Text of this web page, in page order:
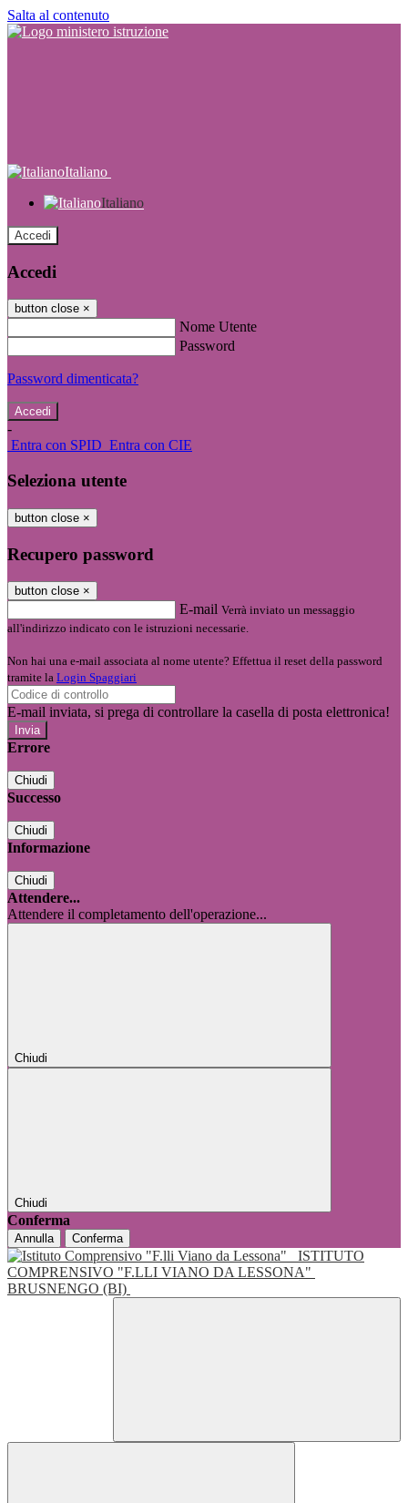
Salta al contenuto
Italiano
Italiano
Accedi
Accedi
button close ×
Nome Utente
Password
Password dimenticata?
-
Entra con SPID Entra con CIE
Seleziona utente
button close ×
Recupero password
button close ×
E-mail Verrà inviato un messaggio
all'indirizzo indicato con le istruzioni necessarie.
Non hai una e-mail associata al nome utente? Effettua il reset della password
tramite la Login Spaggiari
E-mail inviata, si prega di controllare la casella di posta elettronica!
Errore
Chiudi
Successo
Chiudi
Informazione
Chiudi
Attendere...
Attendere il completamento dell'operazione...
Chiudi
Chiudi
Conferma
Annulla Conferma
ISTITUTO
COMPRENSIVO "F.LLI VIANO DA LESSONA"
BRUSNENGO (BI)